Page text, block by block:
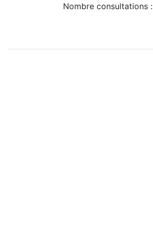
Nombre consultations :